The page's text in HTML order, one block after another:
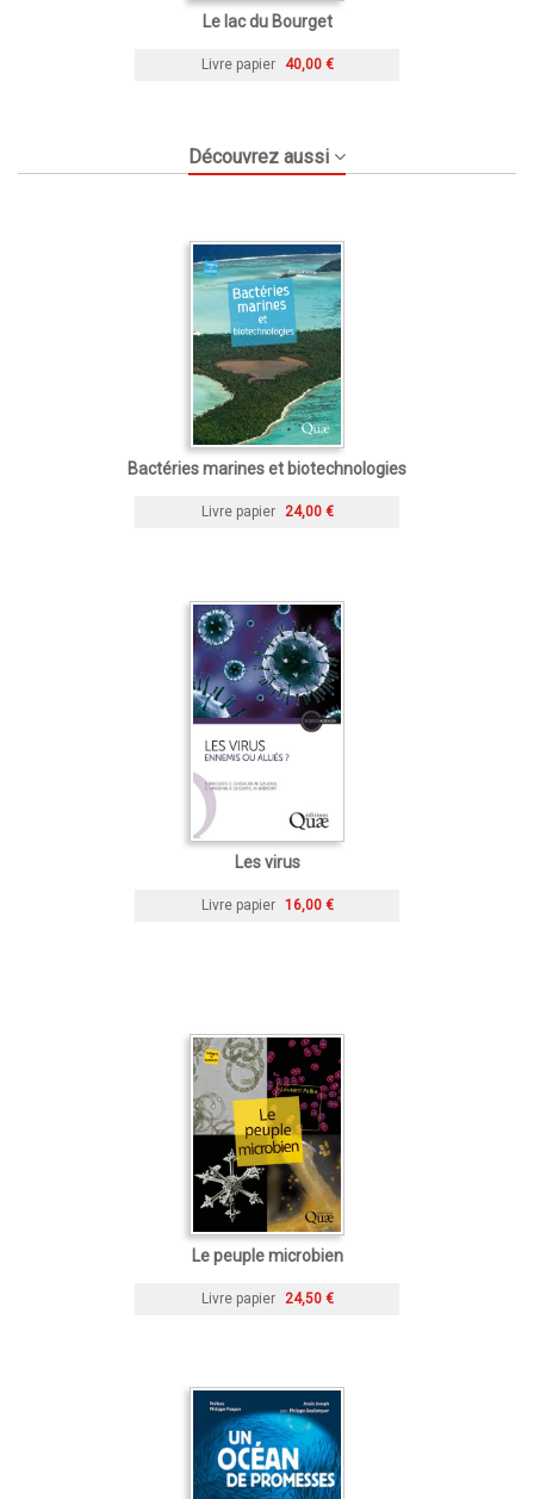
Le lac du Bourget
Livre papier 40,00 €
Découvrez aussi
Bactéries marines et biotechnologies
Livre papier 24,00 €
Les virus
Livre papier 16,00 €
Le peuple microbien
Livre papier 24,50 €